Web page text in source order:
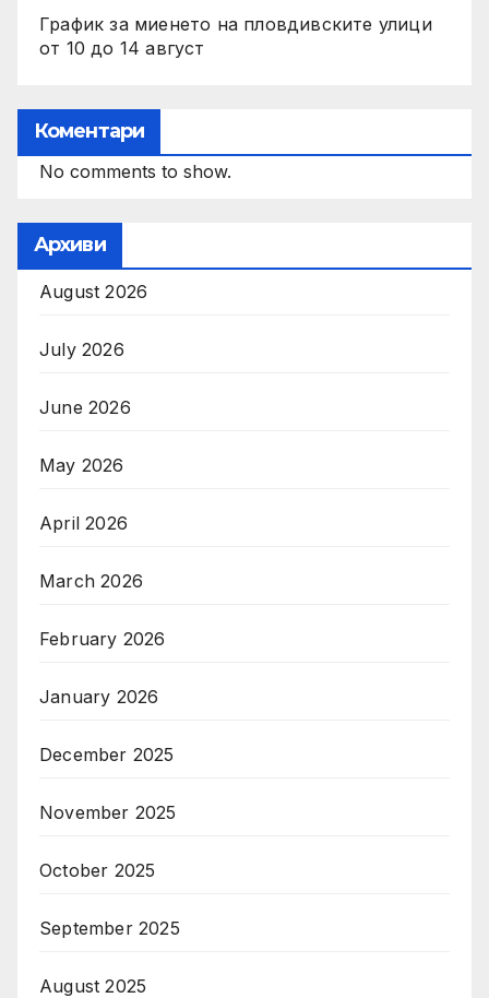
График за миенето на пловдивските улици
от 10 до 14 август
Коментари
No comments to show.
Архиви
August 2026
July 2026
June 2026
May 2026
April 2026
March 2026
February 2026
January 2026
December 2025
November 2025
October 2025
September 2025
August 2025